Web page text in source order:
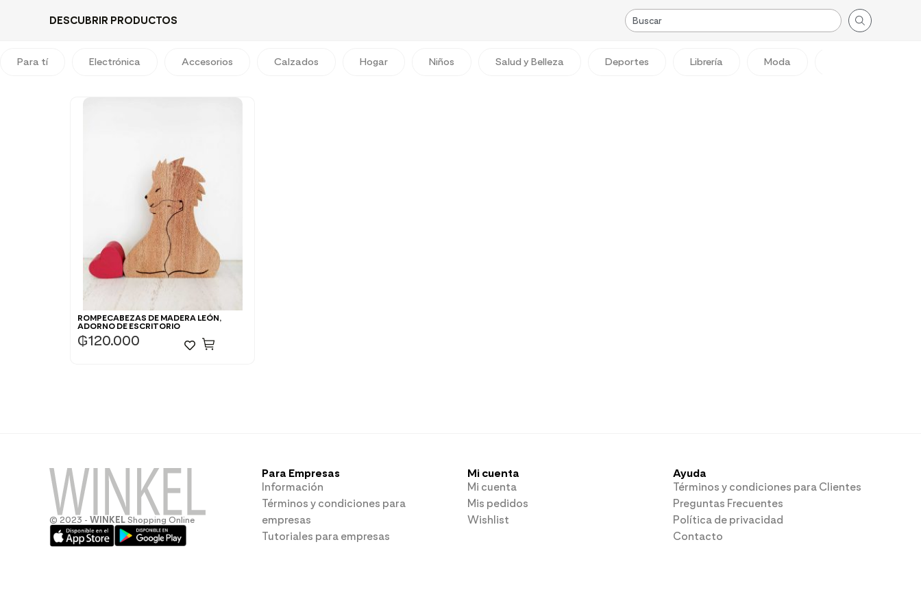
DESCUBRIR PRODUCTOS
Para tí Electrónica Accesorios Calzados Hogar Niños Salud y Belleza Deportes Librería Moda
ROMPECABEZAS DE MADERA LEÓN,
ADORNO DE ESCRITORIO
₲120.000
© 2023 - WINKEL Shopping Online
Para Empresas
Información
Términos y condiciones para
empresas
Tutoriales para empresas
Mi cuenta
Mi cuenta
Mis pedidos
Wishlist
Ayuda
Términos y condiciones para Clientes
Preguntas Frecuentes
Política de privacidad
Contacto